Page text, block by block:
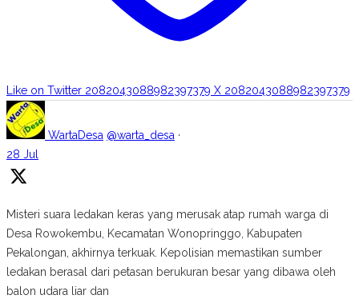
Like on Twitter 2082043088982397379 X 2082043088982397379
WartaDesa @warta_desa ·
28 Jul
Misteri suara ledakan keras yang merusak atap rumah warga di
Desa Rowokembu, Kecamatan Wonopringgo, Kabupaten
Pekalongan, akhirnya terkuak. Kepolisian memastikan sumber
ledakan berasal dari petasan berukuran besar yang dibawa oleh
balon udara liar dan